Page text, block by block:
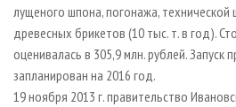
лущеного шпона, погонажа,
древесных брикетов (10 тыс. т. в год).
оценивалась в 305,9 млн. рублей. Запуск
запланирован на 2016 год.
19 ноября 2013 г. правительство